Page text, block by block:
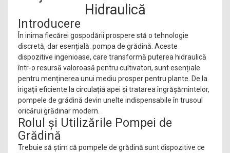
Hidraulică
Introducere
În inima fiecărei gospodării prospere stă o tehnologie
discretă, dar esențială: pompa de grădină. Aceste
dispozitive ingenioase, care transformă puterea hidraulică
într-o resursă valoroasă pentru cultivatori, sunt esențiale
pentru menținerea unui mediu prosper pentru plante. De la
irigații eficiente la circulația apei și tratarea îngrășămintelor,
pompele de grădină devin unelte indispensabile în trusoul
oricărui grădinar modern.
Rolul și Utilizările Pompei de
Grădină
Trebuie să știm că pompele de grădină sunt dispozitive ce